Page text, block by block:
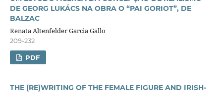
DE GEORG LUKÁCS NA OBRA O “PAI GORIOT”, DE
BALZAC
Renata Altenfelder Garcia Gallo
209-232
PDF
THE (RE)WRITING OF THE FEMALE FIGURE AND IRISH-